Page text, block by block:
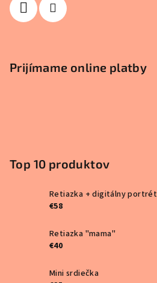
Prijímame online platby
Top 10 produktov
Retiazka + digitálny portrét
€58
Retiazka "mama"
€40
Mini srdiečka